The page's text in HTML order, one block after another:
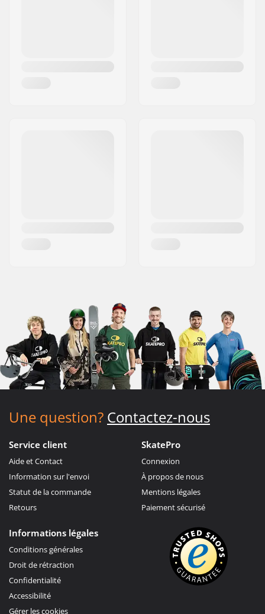
Une question? Contactez-nous
Service client
Aide et Contact
Information sur l'envoi
Statut de la commande
Retours
SkatePro
Connexion
À propos de nous
Mentions légales
Paiement sécurisé
Informations légales
Conditions générales
Droit de rétraction
Confidentialité
Accessibilité
Gérer les cookies